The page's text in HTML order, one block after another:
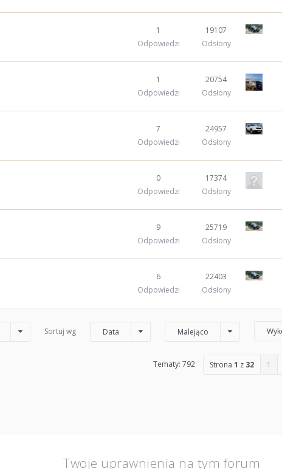
1
Odpowiedzi
19107
Odsłony
1
Odpowiedzi
20754
Odsłony
7
Odpowiedzi
24957
Odsłony
0
Odpowiedzi
17374
Odsłony
9
Odpowiedzi
25719
Odsłony
6
Odpowiedzi
22403
Odsłony
Sortuj wg Data Malejąco
Tematy: 792 Strona 1 z 32 1
Twoje uprawnienia na tym forum